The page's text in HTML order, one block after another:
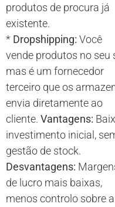
produtos de procura já
existente.
* Dropshipping: Você
vende produtos no seu
mas é um fornecedor
terceiro que os
envia diretamente ao
cliente. Vantagens:
investimento inicial,
gestão de stock.
Desvantagens:
de lucro mais baixas,
menos controlo sobre a